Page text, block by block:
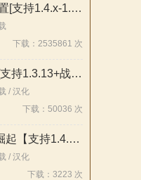
MOD四前置[支持1.4.x-1.1.x]26.07.22
下载：2535861 次
东欧1259[支持1.3.13+战帆][汉化版]
/ 汉化
下载：50036 次
罗多克的崛起【支持1.4.x版本】
/ 汉化
下载：3223 次